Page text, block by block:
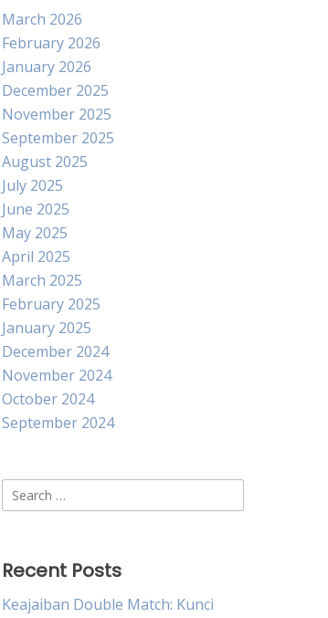
March 2026
February 2026
January 2026
December 2025
November 2025
September 2025
August 2025
July 2025
June 2025
May 2025
April 2025
March 2025
February 2025
January 2025
December 2024
November 2024
October 2024
September 2024
Search
for:
Recent Posts
Keajaiban Double Match: Kunci